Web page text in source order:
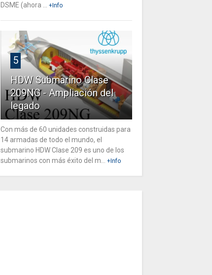
DSME (ahora ...
+Info
5
HDW Submarino Clase
209NG - Ampliación del
legado
Con más de 60 unidades construidas para
14 armadas de todo el mundo, el
submarino HDW Clase 209 es uno de los
submarinos con más éxito del m...
+Info